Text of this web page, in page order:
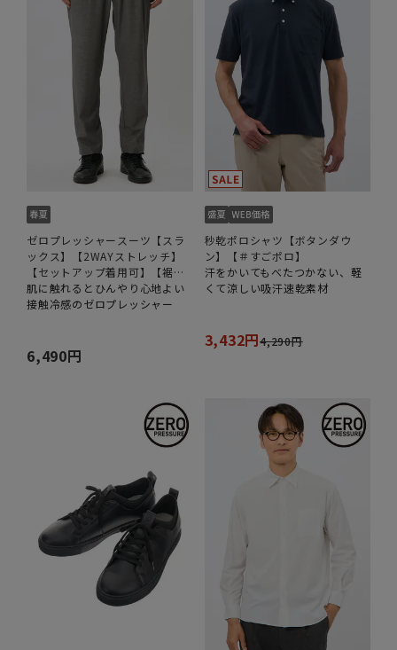
ゼロプレッシャースーツ【スラ
ックス】【2WAYストレッチ】
【セットアップ着用可】【裾上
げ済み】
肌に触れるとひんやり心地よい
接触冷感のゼロプレッシャー
6,490円
秒乾ポロシャツ【ボタンダウ
ン】【＃すごポロ】
汗をかいてもべたつかない、軽
くて涼しい吸汗速乾素材
3,432円4,290円